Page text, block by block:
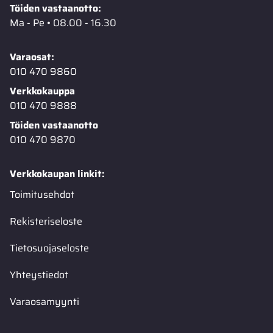
Töiden vastaanotto:
Ma - Pe • 08.00 - 16.30
Varaosat:
010 470 9860
Verkkokauppa
010 470 9888
Töiden vastaanotto
010 470 9870
Verkkokaupan linkit:
Toimitusehdot
Rekisteriseloste
Tietosuojaseloste
Yhteystiedot
Varaosamyynti